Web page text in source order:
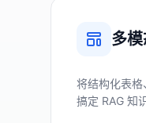
多
将结构化表
搞定 RAG 知